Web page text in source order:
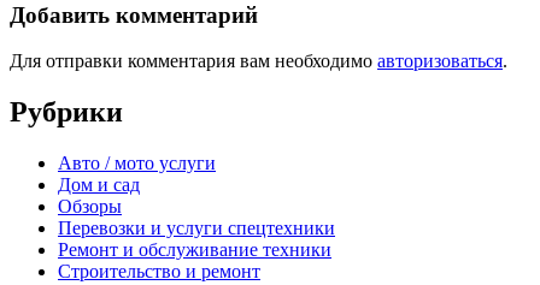
Добавить комментарий
Для отправки комментария вам необходимо авторизоваться.
Рубрики
Авто / мото услуги
Дом и сад
Обзоры
Перевозки и услуги спецтехники
Ремонт и обслуживание техники
Строительство и ремонт